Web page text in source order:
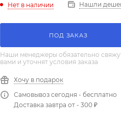
Нет в наличии Нашли
ПОД ЗАКАЗ
Наши менеджеры обязательно
вами и уточнят условия заказа
Хочу в подарок
Самовывоз сегодня - бесплатно
Доставка завтра от - 300 ₽